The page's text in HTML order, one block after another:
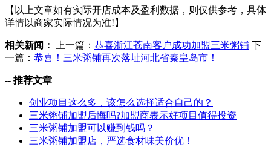
【以上文章如有实际开店成本及盈利数据，则仅供参考，具体
详情以商家实际情况为准!】
相关新闻： 上一篇： 恭喜浙江苍南客户成功加盟三米粥铺 下
一篇： 恭喜！三米粥铺再次落址河北省秦皇岛市！
-- 推荐文章
创业项目这么多，该怎么选择适合自己的？
三米粥铺加盟后悔吗?加盟商表示好项目值得投资
三米粥铺加盟可以赚到钱吗？
三米粥铺加盟店，严选食材味美价优！